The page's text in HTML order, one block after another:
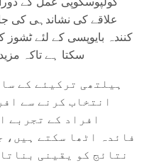
علاقے کی نشاندہی کی
کنندہ بایوپسی کے لئے ٹشوز
سکتا ہے تاکہ
ہیلتھی ترکیئے کے
انتخاب کرنے سے
افراد کے تجربے
فائدہ اٹھا سکتے ہیں،
نتائج کو یقینی